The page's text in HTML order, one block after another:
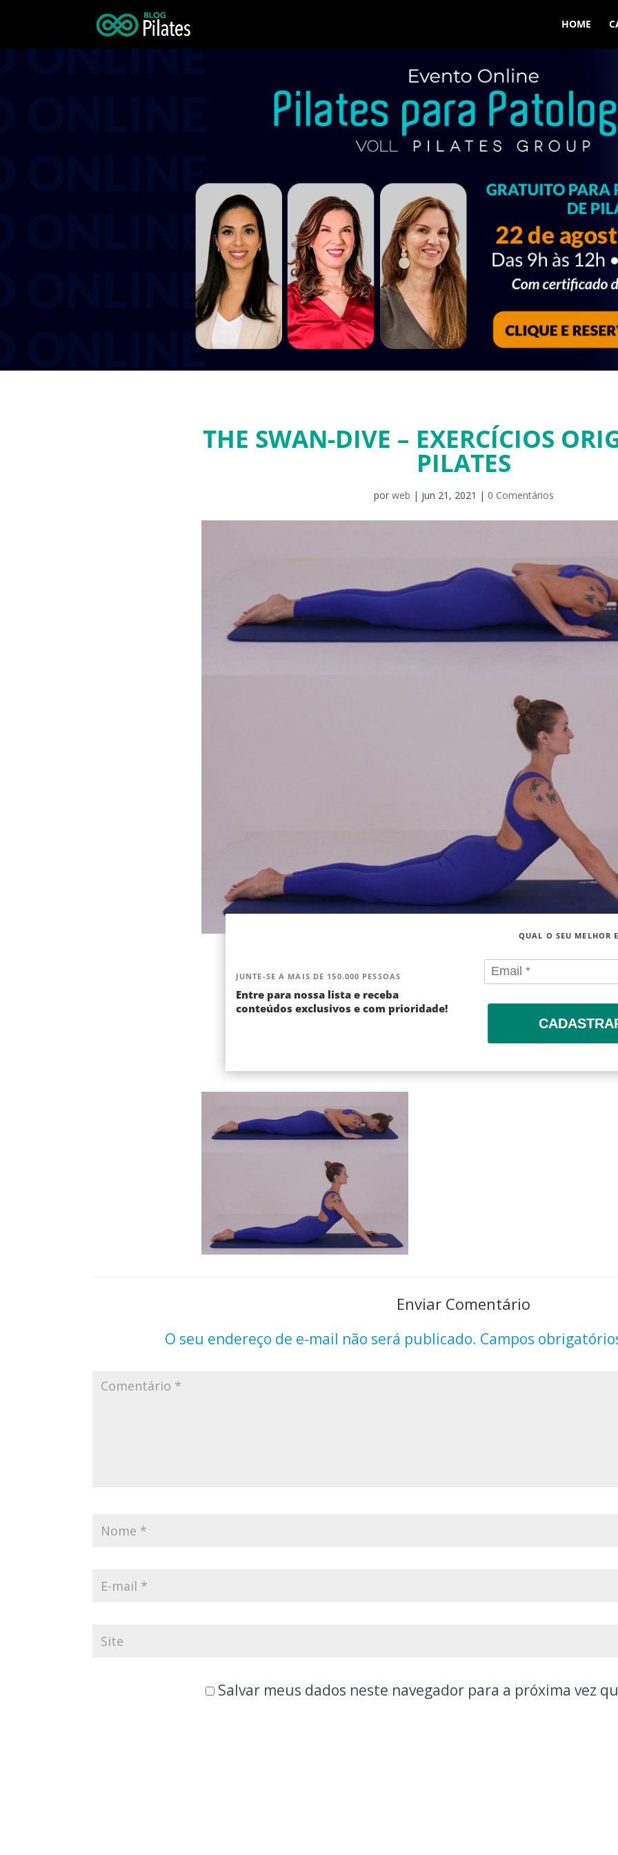
HOME
THE SWAN-DIVE – EXERCÍCIOS
PILATES
por web | jun 21, 2021 | 0 Comentários
JUNTE-SE A MAIS DE 150.000 PESSOAS
Entre para nossa lista e receba
conteúdos exclusivos e com prioridade!
QUAL O SEU MELHOR
Enviar Comentário
O seu endereço de e-mail não será publicado. Campos
Salvar meus dados neste navegador para a próxima vez